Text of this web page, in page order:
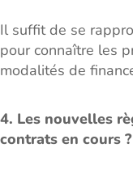
Il suffit de se
pour connaître les
modalités de
4. Les nouvelles
contrats en cours ?